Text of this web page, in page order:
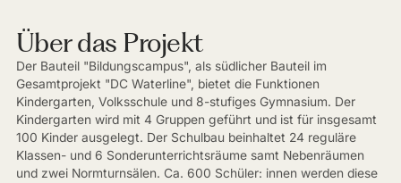
Über das Projekt
Der Bauteil "Bildungscampus", als südlicher Bauteil im
Gesamtprojekt "DC Waterline", bietet die Funktionen
Kindergarten, Volksschule und 8-stufiges Gymnasium. Der
Kindergarten wird mit 4 Gruppen geführt und ist für insgesamt
100 Kinder ausgelegt. Der Schulbau beinhaltet 24 reguläre
Klassen- und 6 Sonderunterrichtsräume samt Nebenräumen
und zwei Normturnsälen. Ca. 600 Schüler: innen werden diese